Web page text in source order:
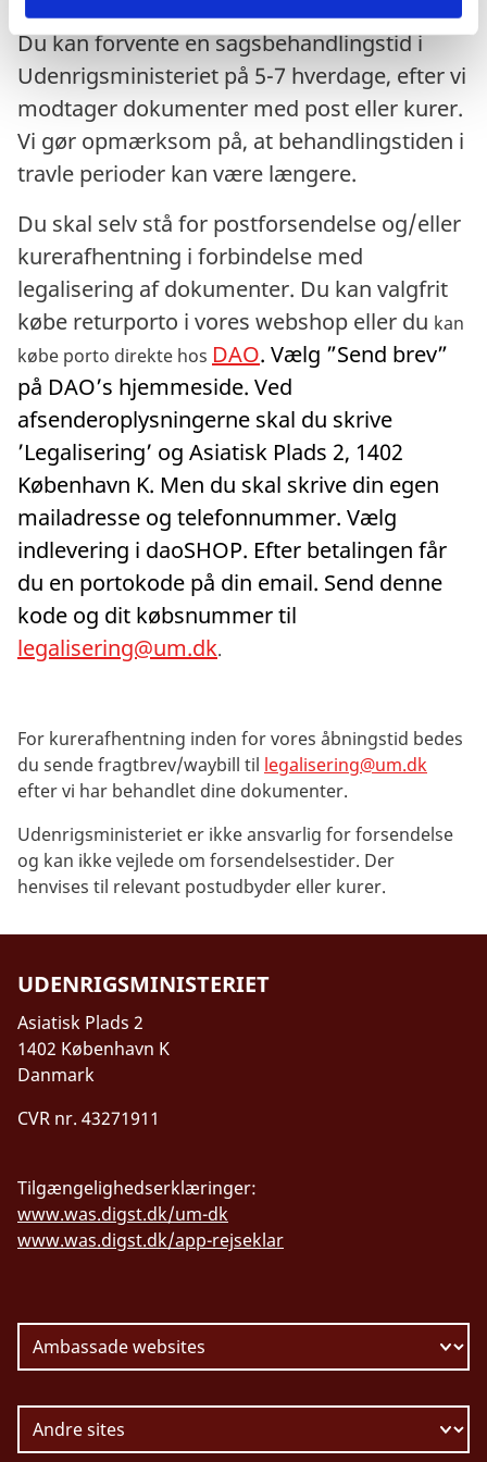
Du kan forvente en sagsbehandlingstid i
Udenrigsministeriet på 5-7 hverdage, efter vi
modtager dokumenter med post eller kurer.
Vi gør opmærksom på, at behandlingstiden i
travle perioder kan være længere.
Du skal selv stå for postforsendelse og/eller
kurerafhentning i forbindelse med
legalisering af dokumenter. Du kan valgfrit
købe returporto i vores webshop eller du kan
købe porto direkte hos DAO. Vælg ”Send brev”
på DAO’s hjemmeside. Ved
afsenderoplysningerne skal du skrive
’Legalisering’ og Asiatisk Plads 2, 1402
København K. Men du skal skrive din egen
mailadresse og telefonnummer. Vælg
indlevering i daoSHOP. Efter betalingen får
du en portokode på din email. Send denne
kode og dit købsnummer til
legalisering@um.dk.
For kurerafhentning inden for vores åbningstid bedes
du sende fragtbrev/waybill til legalisering@um.dk
efter vi har behandlet dine dokumenter.
Udenrigsministeriet er ikke ansvarlig for forsendelse
og kan ikke vejlede om forsendelsestider. Der
henvises til relevant postudbyder eller kurer.
UDENRIGSMINISTERIET
Asiatisk Plads 2
1402 København K
Danmark
CVR nr. 43271911
Tilgængelighedserklæringer:
www.was.digst.dk/um-dk
www.was.digst.dk/app-rejseklar